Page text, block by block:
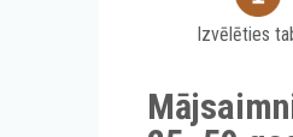
Izvēlēties